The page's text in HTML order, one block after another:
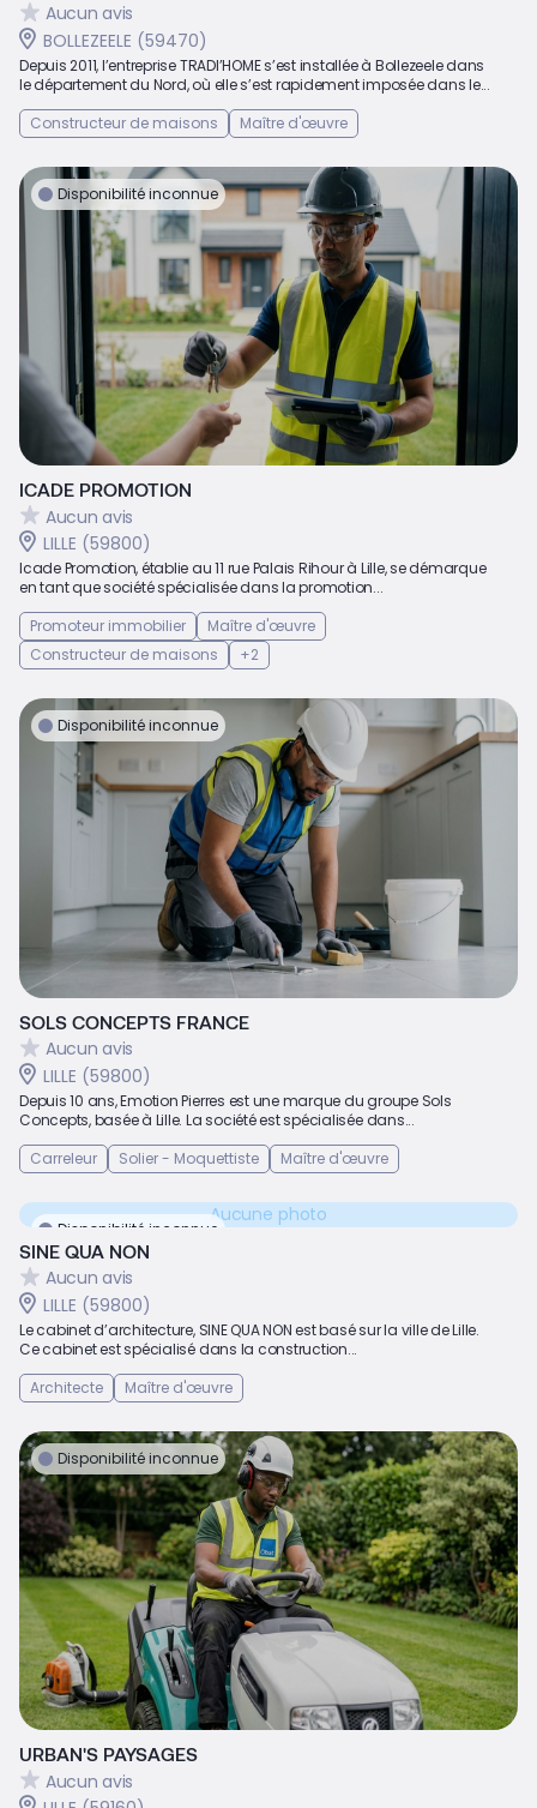
Aucun avis
BOLLEZEELE (59470)
Depuis 2011, l’entreprise TRADI’HOME s’est installée à Bollezeele dans
le département du Nord, où elle s’est rapidement imposée dans le...
Constructeur de maisons
Maître d'œuvre
Disponibilité inconnue
ICADE PROMOTION
Aucun avis
LILLE (59800)
Icade Promotion, établie au 11 rue Palais Rihour à Lille, se démarque
en tant que société spécialisée dans la promotion...
Promoteur immobilier
Maître d'œuvre
Constructeur de maisons
+2
Disponibilité inconnue
SOLS CONCEPTS FRANCE
Aucun avis
LILLE (59800)
Depuis 10 ans, Emotion Pierres est une marque du groupe Sols
Concepts, basée à Lille. La société est spécialisée dans...
Carreleur
Solier - Moquettiste Maître d'œuvre
Disponibilité inconnue
Aucune photo
SINE QUA NON
Aucun avis
LILLE (59800)
Le cabinet d’architecture, SINE QUA NON est basé sur la ville de Lille.
Ce cabinet est spécialisé dans la construction...
Architecte
Maître d'œuvre
Disponibilité inconnue
URBAN'S PAYSAGES
Aucun avis